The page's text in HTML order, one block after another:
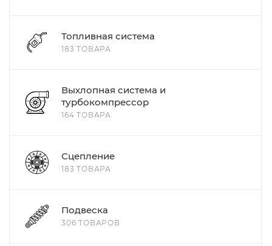
Топливная система
183 ТОВАРА
Выхлопная система и
турбокомпрессор
164 ТОВАРА
Сцепление
183 ТОВАРА
Подвеска
306 ТОВАРОВ